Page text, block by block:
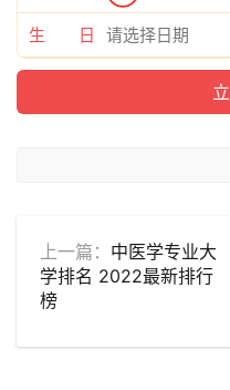
生 日
上一篇： 中医学专业大
学排名 2022最新排行
榜